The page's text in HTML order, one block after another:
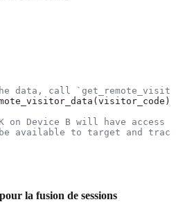
data, call
Device B will have access
available to target and
la fusion de sessions